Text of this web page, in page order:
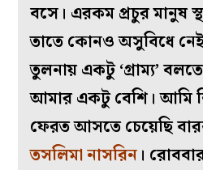
বসে। এরকম প্রচুর মানুষ
তাতে কোনও অসুবিধে
তুলনায় একটু ‘গ্রাম্য’
আমার একটু বেশি। আমি
ফেরত আসতে চেয়েছি
তসলিমা নাসরিন।